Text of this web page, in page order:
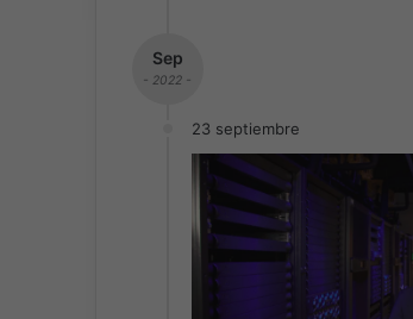
Sep
- 2022 -
23 septiembre